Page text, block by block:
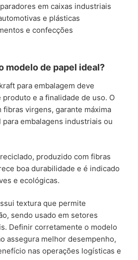
em caixas industriais
e plásticas
e confecções
modelo de papel ideal?
para embalagem deve
e a finalidade de uso. O
virgens, garante máxima
embalagens industriais ou
produzido com fibras
boa durabilidade e é indicado
e ecológicas.
textura que permite
sendo usado em setores
Definir corretamente o modelo
assegura melhor desempenho,
nas operações logísticas e